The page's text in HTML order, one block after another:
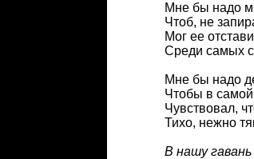
Мне бы надо
Чтоб, не
Мог ее
Среди самых
Мне бы надо
Чтобы в
Чувствовал,
Тихо, нежно
В нашу